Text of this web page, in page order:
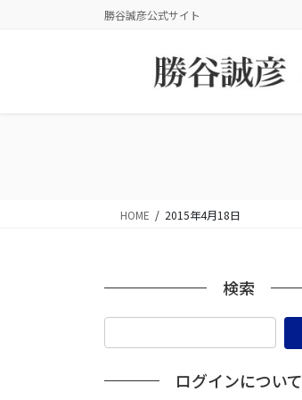
勝谷誠彦公式サイト
HOME 2015年4月18日
検索
ログインについて